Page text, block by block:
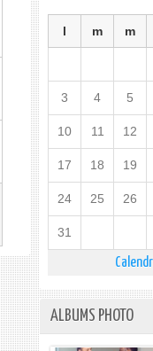
l m m
3 4 5
10 11 12
17 18 19
24 25 26
31
ALBUMS PHOTO